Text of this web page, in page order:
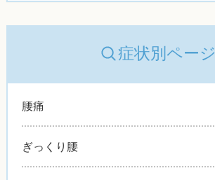
症状別ページ
腰痛
ぎっくり腰